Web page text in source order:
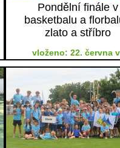
Pondělní finále v
basketbalu a
zlato a stříbro
vloženo: 22. června